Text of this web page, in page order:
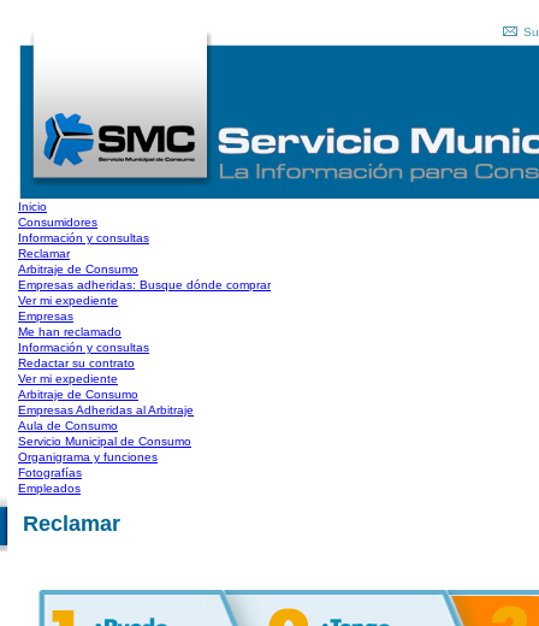
Inicio
Consumidores
Información y consultas
Reclamar
Arbitraje de Consumo
Empresas adheridas: Busque dónde comprar
Ver mi expediente
Empresas
Me han reclamado
Información y consultas
Redactar su contrato
Ver mi expediente
Arbitraje de Consumo
Empresas Adheridas al Arbitraje
Aula de Consumo
Servicio Municipal de Consumo
Organigrama y funciones
Fotografías
Empleados
Reclamar